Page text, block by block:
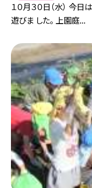
１０月３０日（水） 今
遊びま した。 上園庭...